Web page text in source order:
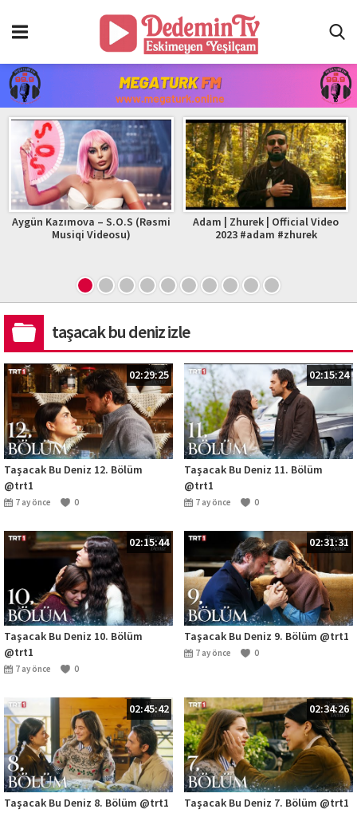
Aygün Kazımova – S.O.S (Rəsmi
Musiqi Videosu)
Adam | Zhurek | Official Video
2023 #adam #zhurek
taşacak bu deniz izle
02:29:25
Taşacak Bu Deniz 12. Bölüm
@trt1
7 ay önce 0
02:15:24
Taşacak Bu Deniz 11. Bölüm
@trt1
7 ay önce 0
02:15:44
Taşacak Bu Deniz 10. Bölüm
@trt1
7 ay önce 0
02:31:31
Taşacak Bu Deniz 9. Bölüm @trt1
7 ay önce 0
02:45:42
Taşacak Bu Deniz 8. Bölüm @trt1
02:34:26
Taşacak Bu Deniz 7. Bölüm @trt1